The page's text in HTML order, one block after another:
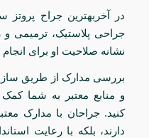
در آخربهترین جراح
جراحی پلاستیک، ترمیمی
نشانه صلاحیت او برای
بررسی مدارک از طریق
و منابع معتبر به شما
کنید. جراحان با مدارک
دارند، بلکه با رعایت